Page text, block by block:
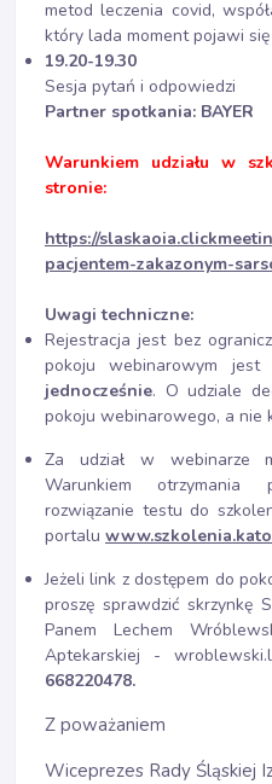
metod leczenia covid,
który lada moment pojawi
19.20-19.30
Sesja pytań i odpowiedzi
Partner spotkania: BAYER
Warunkiem udziału w
stronie:
https://
pacjentem-zakazonym-
Uwagi techniczne:
Rejestracja jest bez
pokoju webinarowym jest
jednocześnie. O udziale
pokoju webinarowego, a nie
Za udział w webinarze
Warunkiem
rozwiązanie testu do
portalu
Jeżeli link z dostępem do
proszę sprawdzić skrzynkę
Panem Lechem
Aptekarskiej -
668220478.
Z poważaniem
Wiceprezes Rady Śląskiej